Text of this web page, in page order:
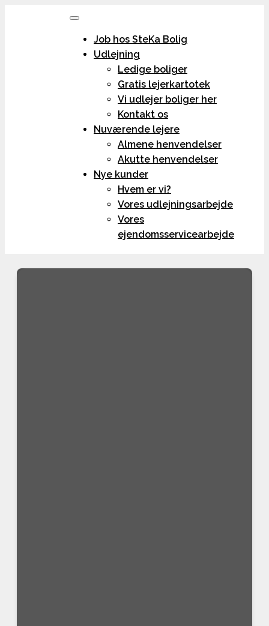
Job hos SteKa Bolig
Udlejning
Ledige boliger
Gratis lejerkartotek
Vi udlejer boliger her
Kontakt os
Nuværende lejere
Almene henvendelser
Akutte henvendelser
Nye kunder
Hvem er vi?
Vores udlejningsarbejde
Vores
ejendomsservicearbejde